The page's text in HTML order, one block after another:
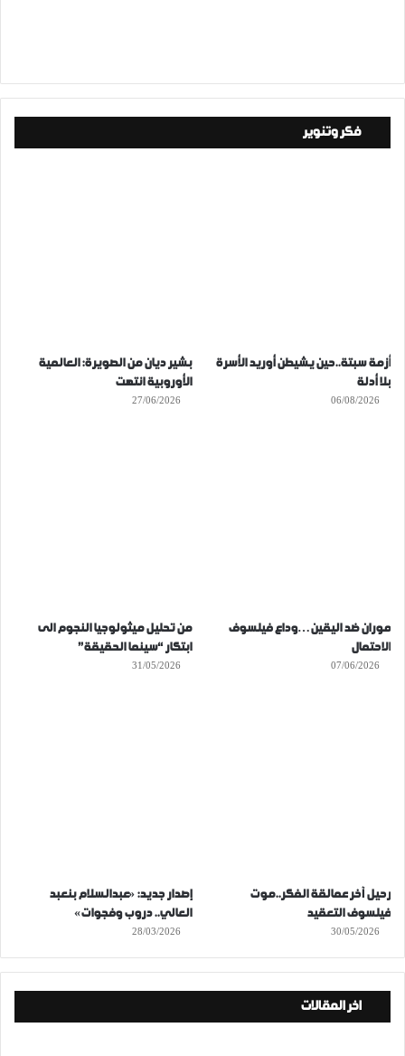
فكر وتنوير
أزمة سبتة..حين يشيطن أوريد الأسرة
بلا أدلة
06/08/2026
بشير ديان من الصويرة: العالمية
الأوروبية انتهت
27/06/2026
موران ضد اليقين…وداع فيلسوف
الاحتمال
07/06/2026
من تحليل ميثولوجيا النجوم الى
ابتكار “سينما الحقيقة”
31/05/2026
رحيل آخر عمالقة الفكر..موت
فيلسوف التعقيد
30/05/2026
إصدار جديد: «عبدالسلام بنعبد
العالي.. دروب وفجوات»
28/03/2026
اخر المقالات